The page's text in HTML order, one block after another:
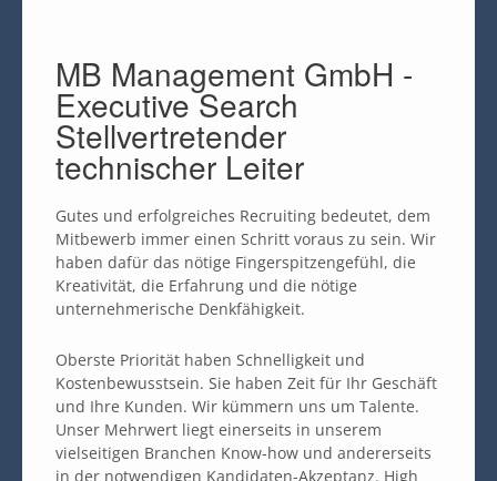
MB Management GmbH -
Executive Search
Stellvertretender
technischer Leiter
Gutes und erfolgreiches Recruiting bedeutet, dem
Mitbewerb immer einen Schritt voraus zu sein. Wir
haben dafür das nötige Fingerspitzengefühl, die
Kreativität, die Erfahrung und die nötige
unternehmerische Denkfähigkeit.
Oberste Priorität haben Schnelligkeit und
Kostenbewusstsein. Sie haben Zeit für Ihr Geschäft
und Ihre Kunden. Wir kümmern uns um Talente.
Unser Mehrwert liegt einerseits in unserem
vielseitigen Branchen Know-how und andererseits
in der notwendigen Kandidaten-Akzeptanz. High